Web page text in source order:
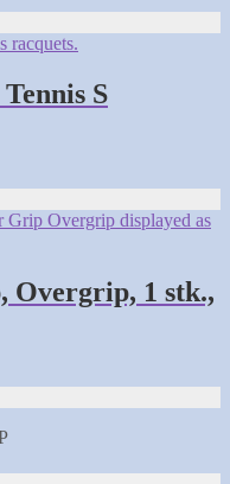
S
Overgrip, 1 stk.,